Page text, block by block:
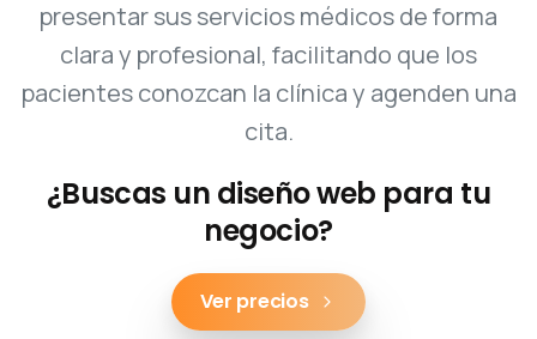
¿Buscas un diseño web para tu
negocio?
Ver precios